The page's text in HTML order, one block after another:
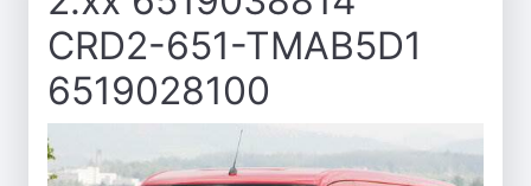
CRD2-651-TMAB5D1
6519028100